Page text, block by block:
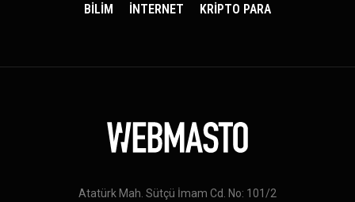
BİLİM
İNTERNET KRİPTO PARA
Atatürk Mah. Sütçü İmam Cd. No: 101/2